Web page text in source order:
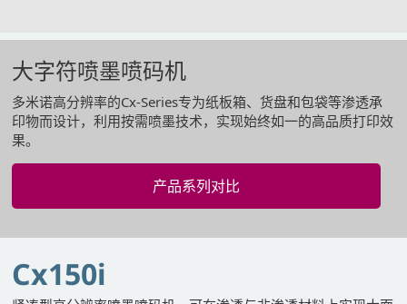
大字符喷墨喷码机
多米诺高分辨率的Cx-Series专为纸板箱、货盘和包袋等渗透承
印物而设计，利用按需喷墨技术，实现始终如一的高品质打印效
果。
产品系列对比
Cx150i